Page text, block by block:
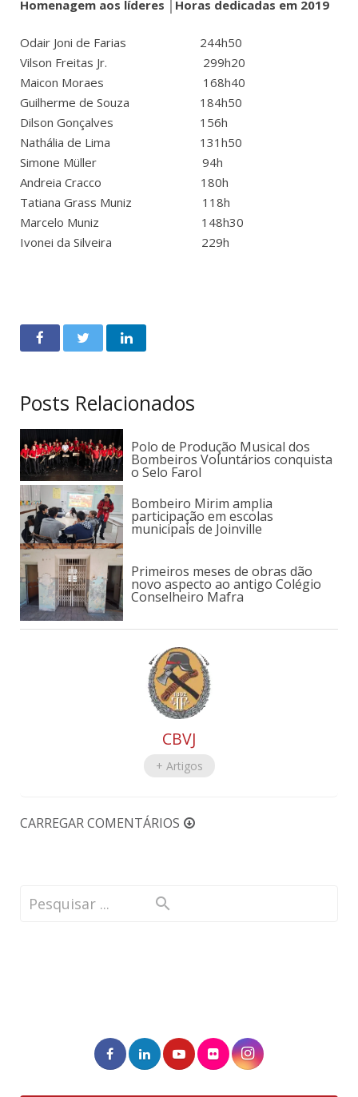
Homenagem aos líderes │Horas dedicadas em 2019
Odair Joni de Farias 244h50
Vilson Freitas Jr. 299h20
Maicon Moraes 168h40
Guilherme de Souza 184h50
Dilson Gonçalves 156h
Nathália de Lima 131h50
Simone Müller 94h
Andreia Cracco 180h
Tatiana Grass Muniz 118h
Marcelo Muniz 148h30
Ivonei da Silveira 229h
Posts Relacionados
Polo de Produção Musical dos
Bombeiros Voluntários conquista
o Selo Farol
Bombeiro Mirim amplia
participação em escolas
municipais de Joinville
Primeiros meses de obras dão
novo aspecto ao antigo Colégio
Conselheiro Mafra
CBVJ
+ Artigos
CARREGAR COMENTÁRIOS